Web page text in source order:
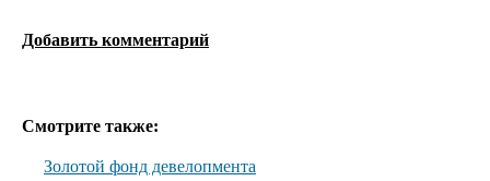
Добавить комментарий
Смотрите также:
Золотой фонд девелопмента